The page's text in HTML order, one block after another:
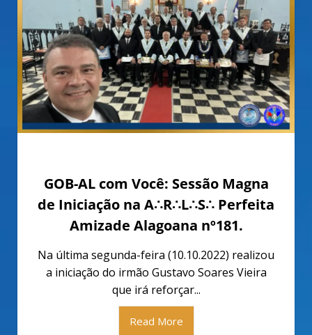
GOB-AL com Você: Sessão Magna
de Iniciação na A∴R∴L∴S∴ Perfeita
Amizade Alagoana nº181.
Na última segunda-feira (10.10.2022) realizou
a iniciação do irmão Gustavo Soares Vieira
que irá reforçar...
Read More